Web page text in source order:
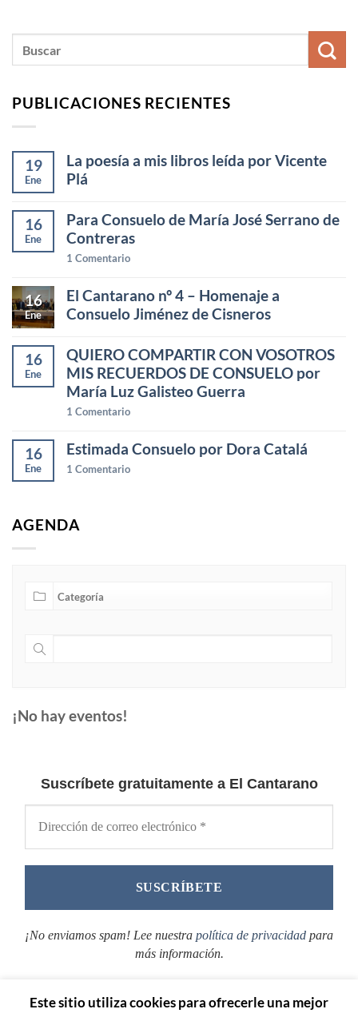
PUBLICACIONES RECIENTES
19
Ene
La poesía a mis libros leída por Vicente
Plá
16
Ene
Para Consuelo de María José Serrano de
Contreras
1 Comentario
16
Ene
El Cantarano nº 4 – Homenaje a
Consuelo Jiménez de Cisneros
16
Ene
QUIERO COMPARTIR CON VOSOTROS
MIS RECUERDOS DE CONSUELO por
María Luz Galisteo Guerra
1 Comentario
16
Ene
Estimada Consuelo por Dora Catalá
1 Comentario
AGENDA
¡No hay eventos!
Suscríbete gratuitamente a El Cantarano
¡No enviamos spam! Lee nuestra política de privacidad para
más información.
Este sitio utiliza cookies para ofrecerle una mejor